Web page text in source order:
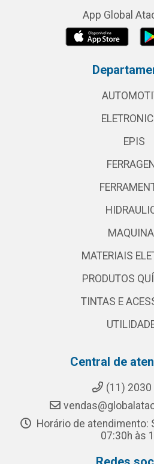
App Global
EPIS
MATERIAIS
PRODUTOS
TINTAS E
Central de
(11) 2030
Horário de atendimento:
07:30h às